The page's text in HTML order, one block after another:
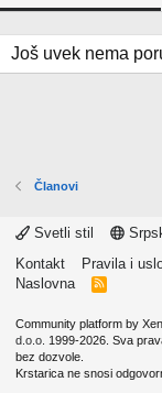
Još uvek nema
Članovi
Svetli stil
Kontakt
Pravila i
Naslovna
R
Community platform by
d.o.o. 1999-2026. Sva
bez dozvole.
Krstarica ne snosi